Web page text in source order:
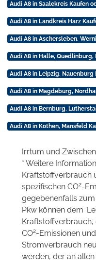
Audi A8 in Saalekreis Kaufen
Audi A8 in Landkreis Harz
Audi A8 in Aschersleben,
Audi A8 in Halle,
Audi A8 in Leipzig, Nauenburg
Audi A8 in Magdeburg,
Audi A8 in Bernburg,
Audi A8 in Köthen, Mansfeld
Irrtum und
* Weitere
Kraftstoffverbrauch
spezifischen CO2-
gegebenenfalls
Pkw können dem
Kraftstoffverbrauch,
CO2-Emissionen
Stromverbrauch
werden, der an